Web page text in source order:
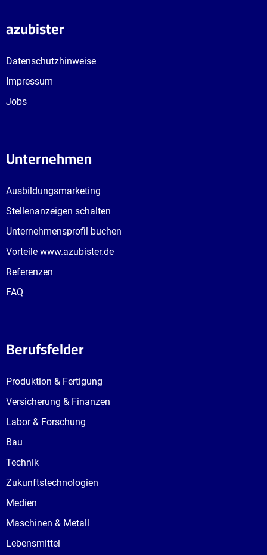
azubister
Datenschutzhinweise
Impressum
Jobs
Unternehmen
Ausbildungsmarketing
Stellenanzeigen schalten
Unternehmensprofil buchen
Vorteile www.azubister.de
Referenzen
FAQ
Berufsfelder
Produktion & Fertigung
Versicherung & Finanzen
Labor & Forschung
Bau
Technik
Zukunftstechnologien
Medien
Maschinen & Metall
Lebensmittel